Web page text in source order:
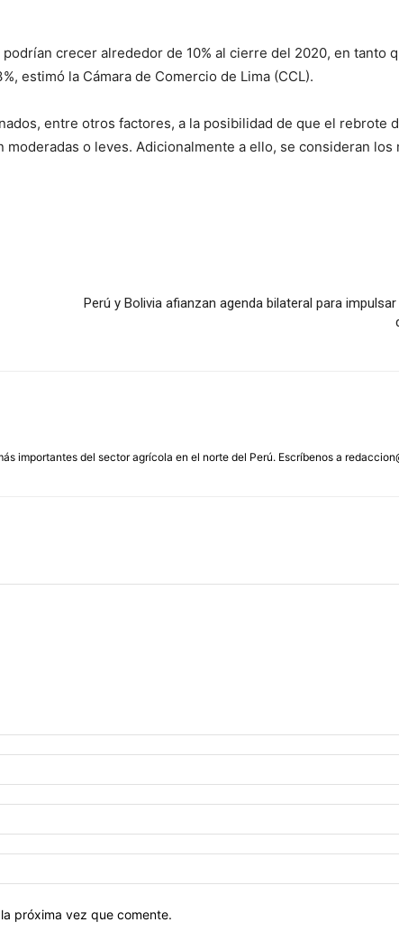
crecer alrededor de 10% al cierre del 2020, en tanto
estimó la Cámara de Comercio de Lima (CCL).
entre otros factores, a la posibilidad de que el rebrote
o leves. Adicionalmente a ello, se consideran los
Perú y Bolivia afianzan agenda bilateral para
importantes del sector agrícola en el norte del Perú. Escríbenos a
próxima vez que comente.